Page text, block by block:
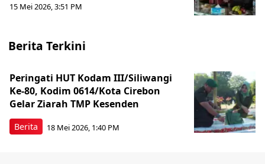
15 Mei 2026, 3:51 PM
Berita Terkini
Berita
Peringati HUT Kodam III/Siliwangi
Ke-80, Kodim 0614/Kota Cirebon
Gelar Ziarah TMP Kesenden
18 Mei 2026, 1:40 PM